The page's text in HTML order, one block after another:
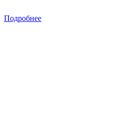
Подробнее